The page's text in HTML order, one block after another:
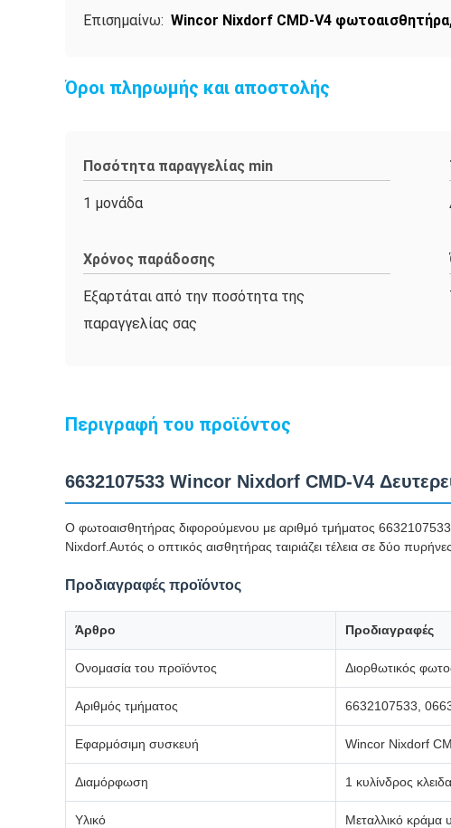
Επισημαίνω: Wincor Nixdorf CMD-V4 φωτοαισθητήρα
Όροι πληρωμής και αποστολής
Ποσότητα παραγγελίας min
1 μονάδα
Χρόνος παράδοσης
Εξαρτάται από την ποσότητα της
παραγγελίας σας
Περιγραφή του προϊόντος
6632107533 Wincor Nixdorf CMD-V4
Ο φωτοαισθητήρας διφορούμενου με αριθμό τμήματος 6632107533
Nixdorf.Αυτός ο οπτικός αισθητήρας ταιριάζει τέλεια σε δύο
Προδιαγραφές προϊόντος
Άρθρο Προδιαγραφές
Ονομασία του προϊόντος Διορθωτικός
Αριθμός τμήματος 6632107533,
Εφαρμόσιμη συσκευή Wincor Nixdorf
Διαμόρφωση 1 κυλίνδρος
Υλικό Μεταλλικό κράμα